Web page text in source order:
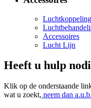
Accessoires
Lucht Lijn
Heeft u hulp
Klik op de onderstaande
wat u zoekt, neem dan